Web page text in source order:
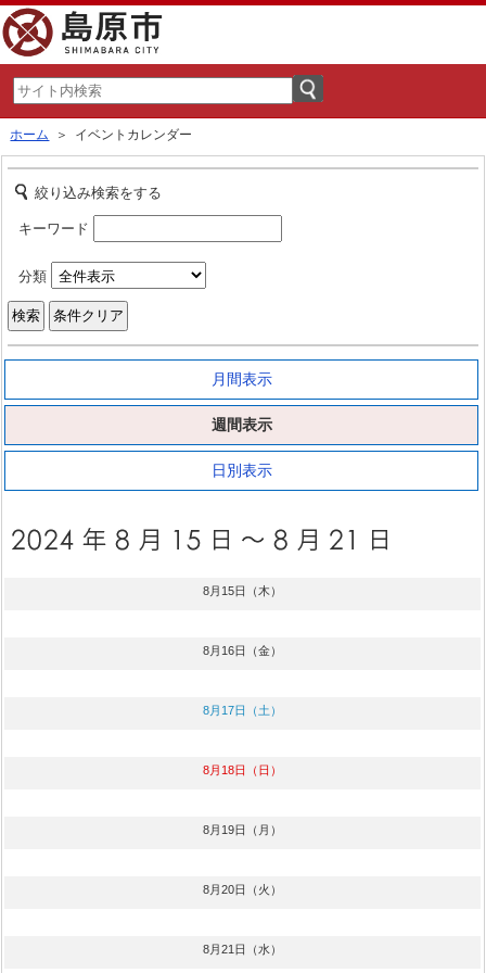
ホーム ＞ イベントカレンダー
絞り込み検索をする
キーワード
分類
月間表示
週間表示
日別表示
8月15日（木）
8月16日（金）
8月17日（土）
8月18日（日）
8月19日（月）
8月20日（火）
8月21日（水）